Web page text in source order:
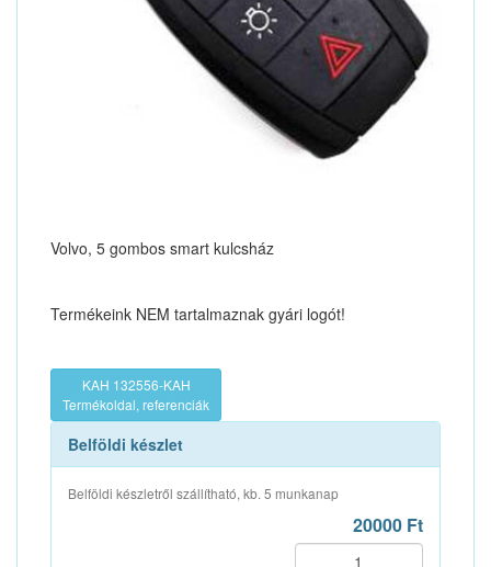
Volvo, 5 gombos smart kulcsház
Termékeink NEM tartalmaznak gyári logót!
KAH 132556-KAH
Termékoldal, referenciák
Belföldi készlet
Belföldi készletről szállítható, kb. 5 munkanap
20000 Ft